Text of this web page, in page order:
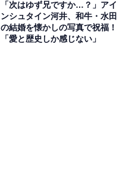
「次はゆず兄ですか…？」アイ
ンシュタイン河井、和牛・水田
の結婚を懐かしの写真で祝福！
「愛と歴史しか感じない」